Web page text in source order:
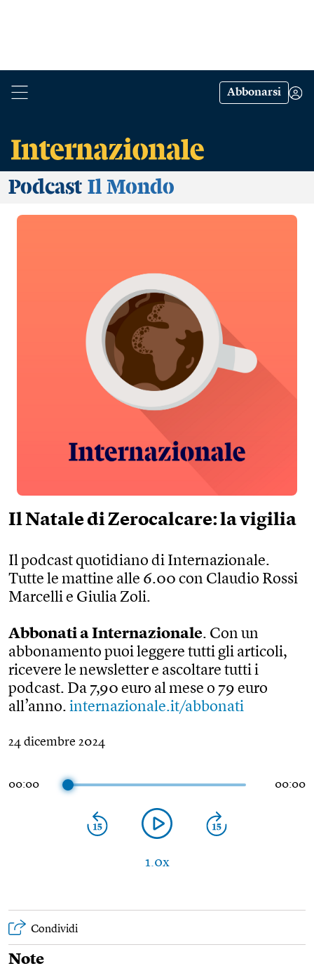
Abbonarsi
Podcast Il Mondo
Il Natale di Zerocalcare: la vigilia
Il podcast quotidiano di Internazionale.
Tutte le mattine alle 6.00 con Claudio Rossi
Marcelli e Giulia Zoli.
Abbonati a Internazionale. Con un
abbonamento puoi leggere tutti gli articoli,
ricevere le newsletter e ascoltare tutti i
podcast. Da 7,90 euro al mese o 79 euro
all’anno. internazionale.it/abbonati
24 dicembre 2024
00:00 00:00
1.0x
Condividi
Note